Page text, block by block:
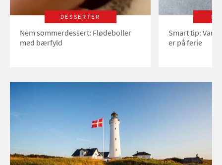
DESSERTER
Nem sommerdessert: Flødeboller
med bærfyld
Smart tip:
er på ferie